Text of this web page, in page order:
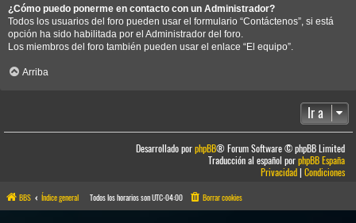
¿Cómo puedo ponerme en contacto con un Administrador?
Todos los usuarios del foro pueden usar el formulario “Contáctenos”, si está
opción ha sido habilitada por el Administrador del foro.
Los miembros del foro también pueden usar el enlace “El equipo”.
Arriba
Ir a
Desarrollado porphpBB® Forum Software © phpBB Limited
Traducción al español porphpBB España
Privacidad|Condiciones
BBS Índice general Todos los horarios sonUTC-04:00 Borrar cookies